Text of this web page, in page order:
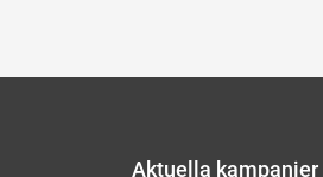
Aktuella kampanjer